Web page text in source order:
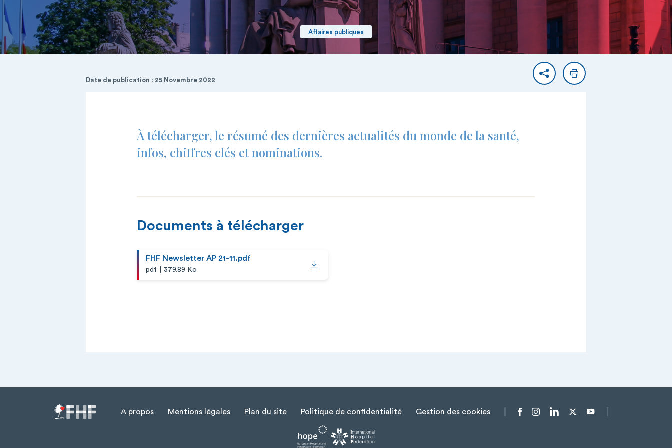
Affaires publiques
Date de publication : 25 Novembre 2022 PartagerImprimer
À télécharger, le résumé des dernières actualités du monde de la santé,
infos, chiffres clés et nominations.
Documents à télécharger
FHF Newsletter AP 21-11.pdf
pdf 379.89 Ko
Menu Pied de page
A propos Mentions légales Plan du site Politique de confidentialité Gestion des cookies
Menu liens sociaux